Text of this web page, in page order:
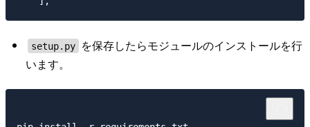
setup.py
を保存したらモジュールのインストールを行
います。